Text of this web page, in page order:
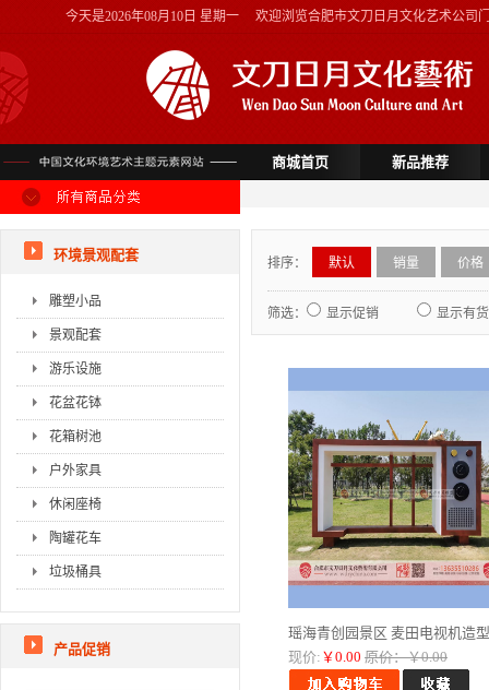
今天是2026年08月10日 星期一 欢迎浏览合肥市文刀日月文化艺术公司
商城首页 新品推荐
环境景观配套
雕塑小品
景观配套
游乐设施
花盆花钵
花箱树池
户外家具
休闲座椅
陶罐花车
垃圾桶具
产品促销
排序： 默认 销量 价格
筛选： 显示促销 显示有货
瑶海青创园景区 麦田电视机造
现价: ￥0.00 原价：￥0.00